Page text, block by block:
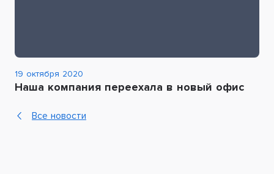
19 октября 2020
Наша компания переехала в новый офис
Все новости